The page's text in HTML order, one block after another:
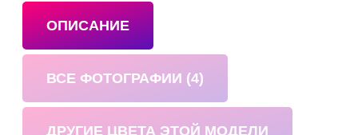
ОПИСАНИЕ
ВСЕ ФОТОГРАФИИ (4)
ДРУГИЕ ЦВЕТА ЭТОЙ МОДЕЛИ